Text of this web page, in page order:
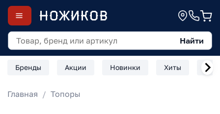
Найти
Бренды Акции Новинки Хиты
Главная Топоры